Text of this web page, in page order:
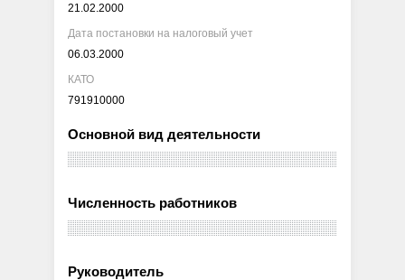
21.02.2000
Дата постановки на налоговый учет
06.03.2000
КАТО
791910000
Основной вид деятельности
Численность работников
Руководитель